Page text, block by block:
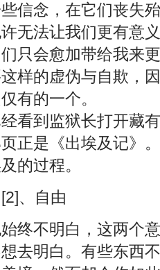
念，在它们丧失殆
无法让我们更有
只会愈加带给我来
样的虚伪与自欺，
有的一个。
到监狱长打开藏有
正是《出埃及记》
的过程。
由
不明白，这两个意
去明白。有些东西